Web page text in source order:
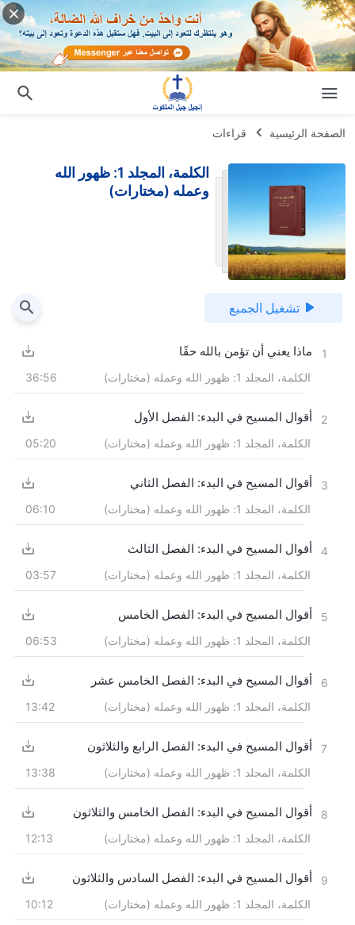
الصفحة الرئيسية قراءات
الكلمة، المجلد 1: ظهور الله
وعمله (مختارات)
تشغيل الجميع
1 ماذا يعني أن تؤمن بالله حقًا
الكلمة، المجلد 1: ظهور الله وعمله (مختارات) 36:56
2 أقوال المسيح في البدء: الفصل الأول
الكلمة، المجلد 1: ظهور الله وعمله (مختارات) 05:20
3 أقوال المسيح في البدء: الفصل الثاني
الكلمة، المجلد 1: ظهور الله وعمله (مختارات) 06:10
4 أقوال المسيح في البدء: الفصل الثالث
الكلمة، المجلد 1: ظهور الله وعمله (مختارات) 03:57
5 أقوال المسيح في البدء: الفصل الخامس
الكلمة، المجلد 1: ظهور الله وعمله (مختارات) 06:53
6 أقوال المسيح في البدء: الفصل الخامس عشر
الكلمة، المجلد 1: ظهور الله وعمله (مختارات) 13:42
7 أقوال المسيح في البدء: الفصل الرابع والثلاثون
الكلمة، المجلد 1: ظهور الله وعمله (مختارات) 13:38
8 أقوال المسيح في البدء: الفصل الخامس والثلاثون
الكلمة، المجلد 1: ظهور الله وعمله (مختارات) 12:13
9 أقوال المسيح في البدء: الفصل السادس والثلاثون
الكلمة، المجلد 1: ظهور الله وعمله (مختارات) 10:12